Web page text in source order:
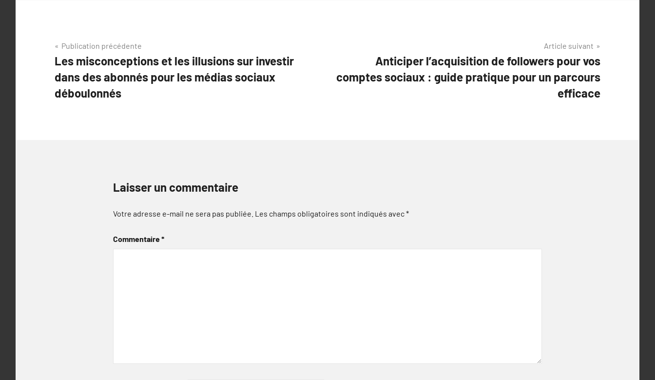
Navigation
de
l’article
Publication précédente
Les misconceptions et les illusions sur investir
dans des abonnés pour les médias sociaux
déboulonnés
Article suivant
Anticiper l’acquisition de followers pour vos
comptes sociaux : guide pratique pour un parcours
efficace
Laisser un commentaire
Votre adresse e-mail ne sera pas publiée. Les champs obligatoires sont indiqués avec*
Commentaire*